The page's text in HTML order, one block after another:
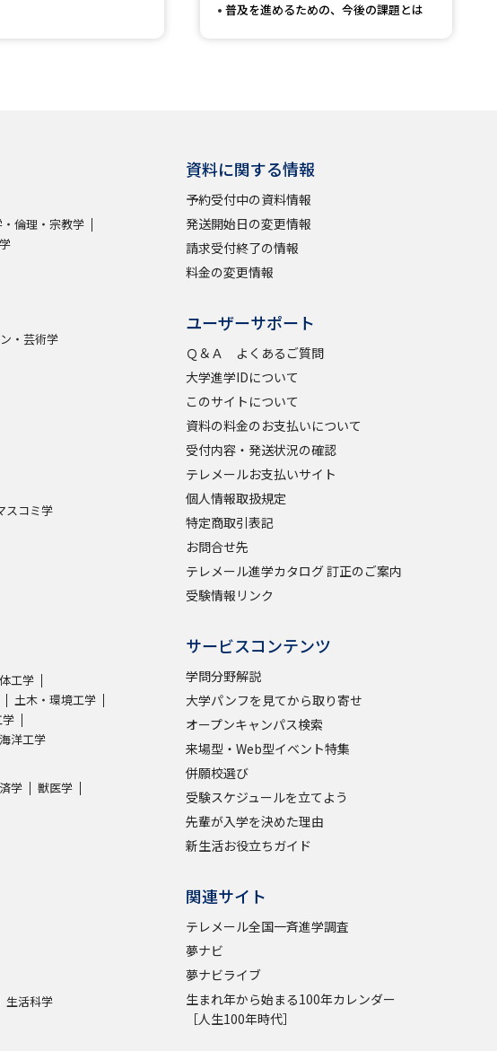
デジタルパンフレット
ジ（高2生用）
どを調べる
資料検索
る
ールを立てよう
先輩が入学を決めた理由
見 学問検索
見
」 学問の教科書 夢ナビライブ
このサイトについて
受付内容・発送状況の確認 テレメール
引表記 テレメール進学カタログ訂正のご案内
普及を進めるための、今後の課題とは
倫理・宗教学
・芸術学
スコミ学
工学
土木・環境工学
洋工学
学
獣医学
生活科学
資料に関する情報
予約受付中の資料情報
発送開始日の変更情報
請求受付終了の情報
料金の変更情報
ユーザーサポート
Ｑ＆Ａ よくあるご質問
大学進学IDについて
このサイトについて
資料の料金のお支払いについて
受付内容・発送状況の確認
テレメールお支払いサイト
個人情報取扱規定
特定商取引表記
お問合せ先
テレメール進学カタログ 訂正のご案内
受験情報リンク
サービスコンテンツ
学問分野解説
大学パンフを見てから取り寄せ
オープンキャンパス検索
来場型・Web型イベント特集
併願校選び
受験スケジュールを立てよう
先輩が入学を決めた理由
新生活お役立ちガイド
関連サイト
テレメール全国一斉進学調査
夢ナビ
夢ナビライブ
生まれ年から始まる100年カレンダー
［人生100年時代］